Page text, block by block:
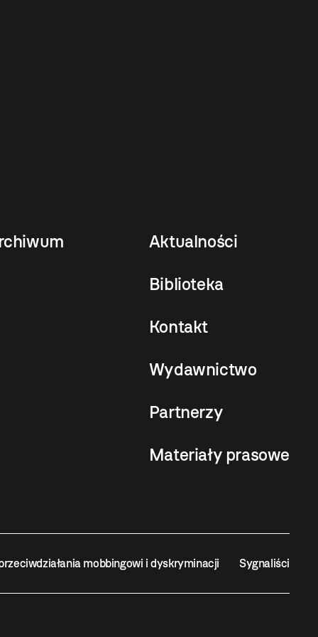
Aktualności
Biblioteka
Kontakt
Wydawnictwo
Partnerzy
Materiały prasowe
mobbingowi i dyskryminacji Sygnaliści